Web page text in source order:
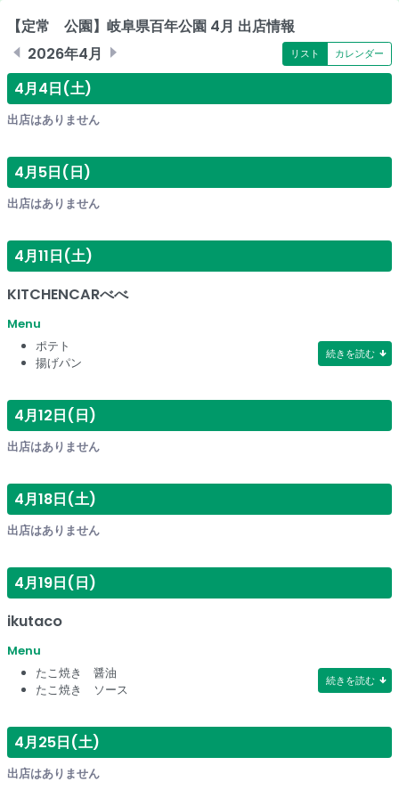
【定常 公園】岐阜県百年公園 4月 出店情報
2026年4月
リスト カレンダー
4月4日(土)
出店はありません
4月5日(日)
出店はありません
4月11日(土)
KITCHENCARべべ
Menu
ポテト
揚げパン
続きを読む
4月12日(日)
出店はありません
4月18日(土)
出店はありません
4月19日(日)
ikutaco
Menu
たこ焼き 醤油
たこ焼き ソース
続きを読む
4月25日(土)
出店はありません